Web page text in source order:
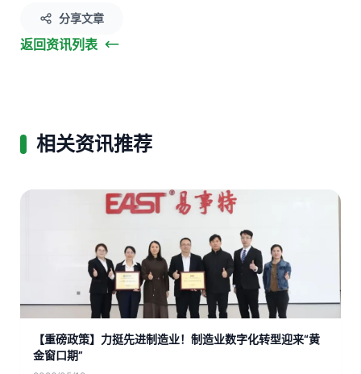
分享文章
返回资讯列表
相关资讯推荐
【重磅政策】力挺先进制造业！制造业数字化转型迎来“黄
金窗口期”